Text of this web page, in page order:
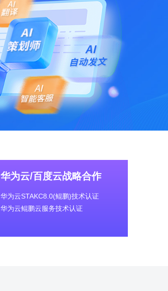
华为云/百度云战略合作
华为云STAKC8.0(鲲鹏)技术认证
华为云鲲鹏云服务技术认证